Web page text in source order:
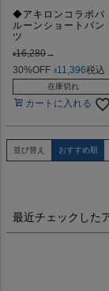
◆アキロンコラボバ
ルーンショートパン
ツ
¥16,280→
30%OFF ¥11,396税込
在庫切れ
カートに入れる
並び替え おすすめ順
最近チェックした